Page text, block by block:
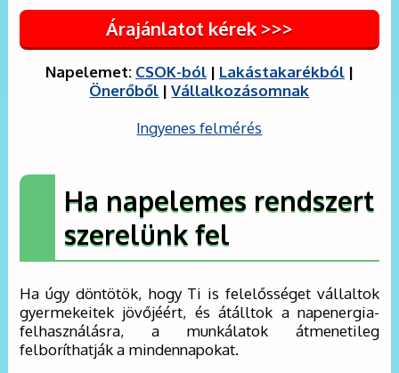
Árajánlatot kérek >>>
Napelemet: CSOK-ból| Lakástakarékból|
Önerőből |Vállalkozásomnak
Ingyenes felmérés
Ha napelemes rendszert
szerelünk fel
Ha úgy döntötök, hogy Ti is felelősséget vállaltok
gyermekeitek jövőjéért, és átálltok a napenergia-
felhasználásra, a munkálatok átmenetileg
felboríthatják a mindennapokat.